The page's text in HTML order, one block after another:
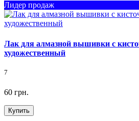
Лидер продаж
Лак для алмазной вышивки с
художественный
7
60 грн.
Купить